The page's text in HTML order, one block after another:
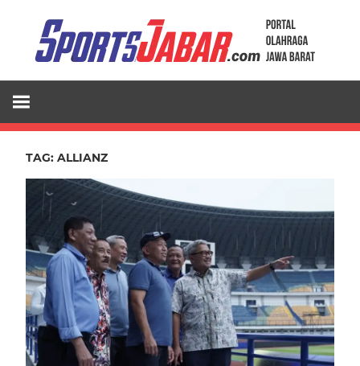
content
TAG: ALLIANZ